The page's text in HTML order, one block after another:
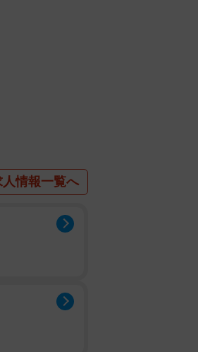
統合した場合
・摂津本山」
本線）・旧居
人情報一覧へ